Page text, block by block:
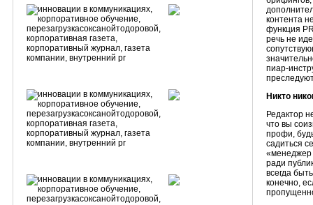
контента
функция
речь не
пиар-
Никто
Редактор
что вы
профи,
садиться
«менеджер
ради
всегда
конечно,